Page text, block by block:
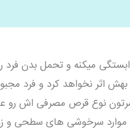
ميكنه و تحمل بدن فرد را
بهش اثر نخواهد كرد و فرد
نوع قرص مصرفی اش رو
سرخوشی های سطحی و زود